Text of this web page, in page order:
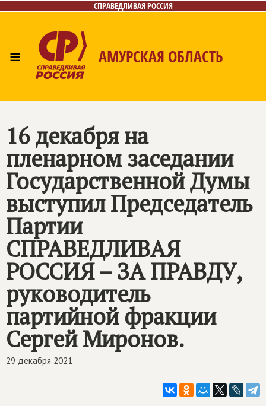
СПРАВЕДЛИВАЯ РОССИЯ
≡ АМУРСКАЯ ОБЛАСТЬ
16 декабря на
пленарном заседании
Государственной Думы
выступил Председатель
Партии
СПРАВЕДЛИВАЯ
РОССИЯ – ЗА ПРАВДУ,
руководитель
партийной фракции
Сергей Миронов.
29 декабря 2021